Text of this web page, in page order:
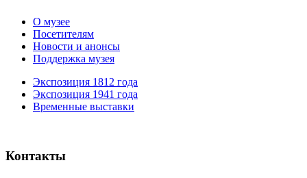
О музее
Посетителям
Новости и анонсы
Поддержка музея
Экспозиция 1812 года
Экспозиция 1941 года
Временные выставки
Контакты